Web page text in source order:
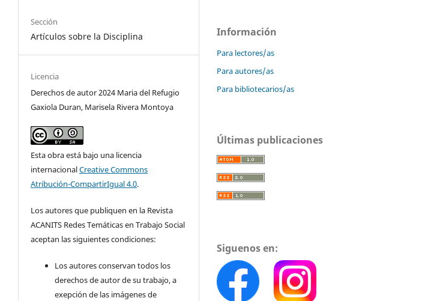
Sección
Artículos sobre la Disciplina
Licencia
Derechos de autor 2024 Maria del Refugio
Gaxiola Duran, Marisela Rivera Montoya
Esta obra está bajo una licencia
internacionalCreative Commons
Atribución-CompartirIgual 4.0.
Los autores que publiquen en la Revista
ACANITS Redes Temáticas en Trabajo Social
aceptan las siguientes condiciones:
Los autores conservan todos los
derechos de autor de su trabajo, a
exepción de las imágenes de
Información
Para lectores/as
Para autores/as
Para bibliotecarios/as
Últimas publicaciones
Siguenos en: